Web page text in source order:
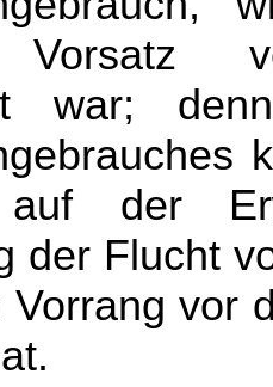
Vorsatz
war;
der
der Flucht
Vorrang vor